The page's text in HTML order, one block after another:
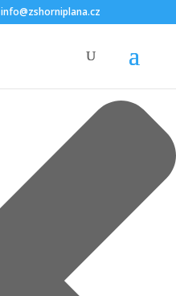
info@zshorniplana.cz